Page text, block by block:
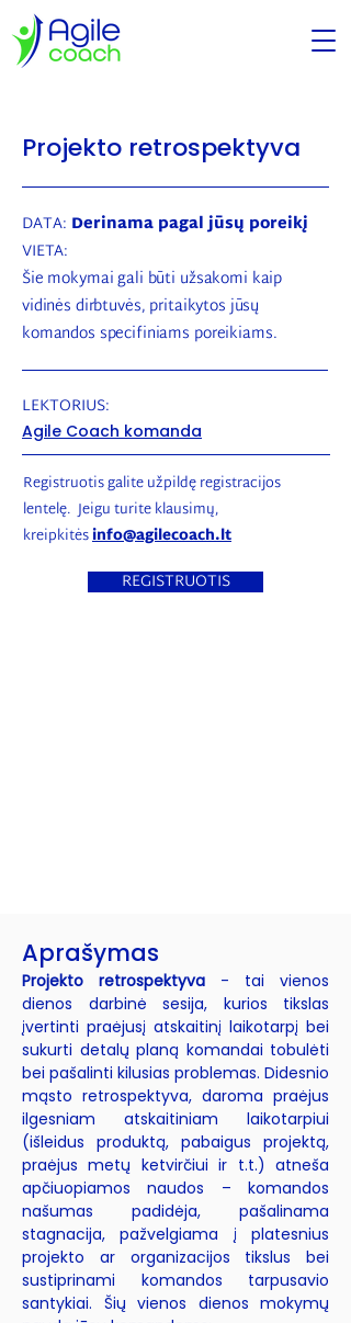
Projekto retrospektyva
DATA: Derinama pagal jūsų poreikį
VIETA:
Šie mokymai gali būti užsakomi kaip
vidinės dirbtuvės, pritaikytos jūsų
komandos specifiniams poreikiams.
LEKTORIUS:
Agile Coach komanda
Registruotis galite užpildę registracijos
lentelę. Jeigu turite klausimų,
kreipkitėsinfo@agilecoach.lt
REGISTRUOTIS
Aprašymas
Projekto retrospektyva - tai vienos
dienos darbinė sesija, kurios tikslas
įvertinti praėjusį atskaitinį laikotarpį bei
sukurti detalų planą komandai tobulėti
bei pašalinti kilusias problemas. Didesnio
mąsto retrospektyva, daroma praėjus
ilgesniam atskaitiniam laikotarpiui
(išleidus produktą, pabaigus projektą,
praėjus metų ketvirčiui ir t.t.) atneša
apčiuopiamos naudos – komandos
našumas padidėja, pašalinama
stagnacija, pažvelgiama į platesnius
projekto ar organizacijos tikslus bei
sustiprinami komandos tarpusavio
santykiai. Šių vienos dienos mokymų